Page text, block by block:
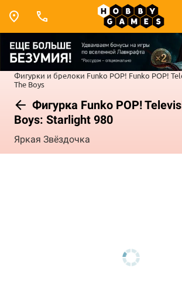
Фигурки и брелоки Funko POP! Funko POP!
The Boys
Фигурка Funko POP!
Boys: Starlight 980
Яркая Звёздочка